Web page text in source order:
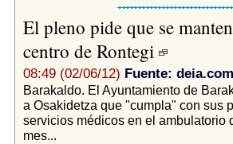
El pleno pide que se
centro de Rontegi
08:49 (02/06/12) Fuente: deia.com
Barakaldo. El Ayuntamiento de
a Osakidetza que "cumpla" con sus
servicios médicos en el ambulatorio
mes...